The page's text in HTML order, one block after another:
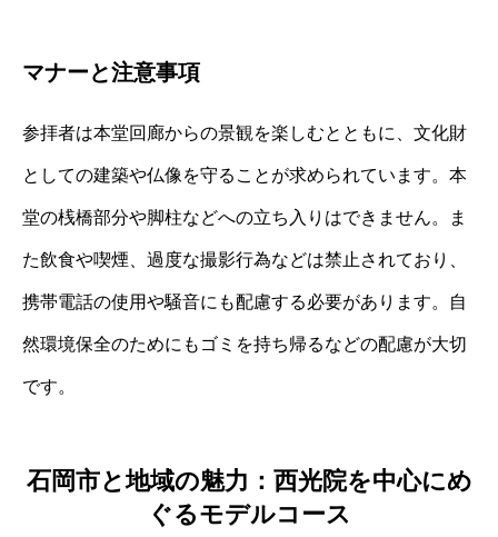
マナーと注意事項
参拝者は本堂回廊からの景観を楽しむとともに、文化財
としての建築や仏像を守ることが求められています。本
堂の桟橋部分や脚柱などへの立ち入りはできません。ま
た飲食や喫煙、過度な撮影行為などは禁止されており、
携帯電話の使用や騒音にも配慮する必要があります。自
然環境保全のためにもゴミを持ち帰るなどの配慮が大切
です。
石岡市と地域の魅力：西光院を中心にめ
ぐるモデルコース